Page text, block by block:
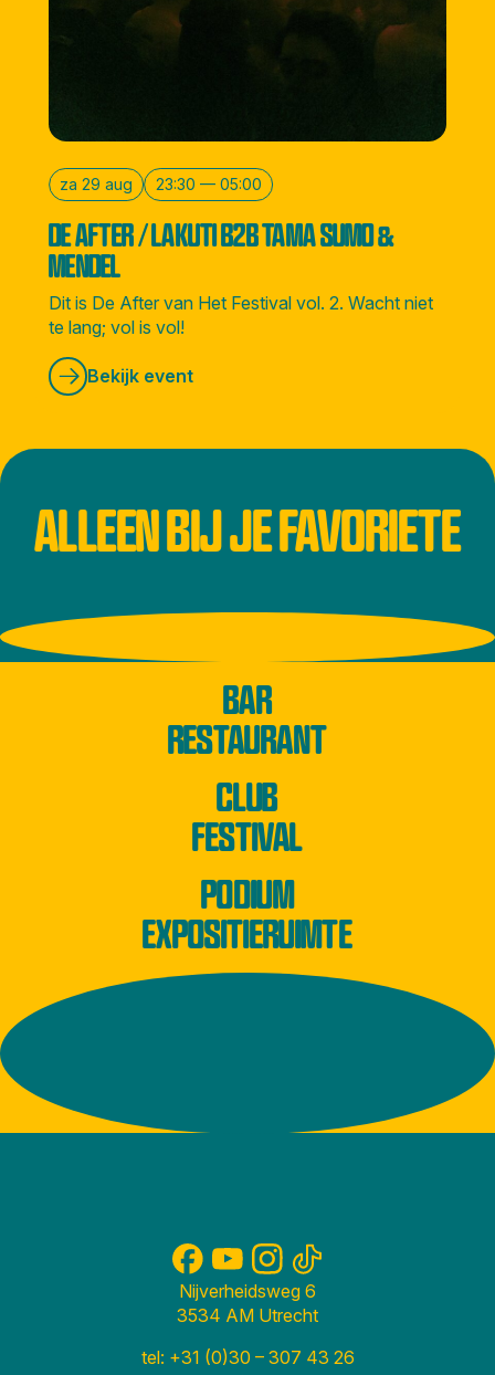
za 29 aug 23:30 — 05:00
DE AFTER / LAKUTI B2B TAMA SUMO &
MENDEL
Dit is De After van Het Festival vol. 2. Wacht niet
te lang; vol is vol!
Bekijk event
ALLEEN BIJ JE FAVORIETE
BAR
RESTAURANT
CLUB
FESTIVAL
PODIUM
EXPOSITIERUIMTE
Nijverheidsweg 6
3534 AM Utrecht
tel: +31 (0)30 – 307 43 26